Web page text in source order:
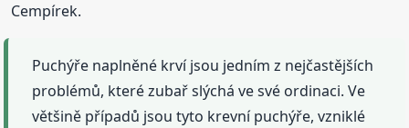
Cempírek.
Puchýře naplněné krví jsou jedním z nejčastějších
problémů, které zubař slýchá ve své ordinaci. Ve
většině případů jsou tyto krevní puchýře, vzniklé